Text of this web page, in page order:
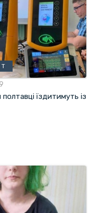
полтавці їздитимуть із